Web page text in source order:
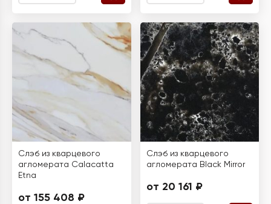
Слэб из кварцевого
агломерата Calacatta
Etna
от 155 408 ₽
Слэб из кварцевого
агломерата Black Mirror
от 20 161 ₽